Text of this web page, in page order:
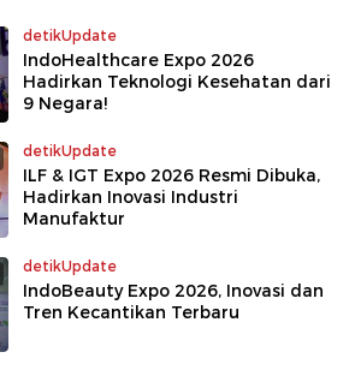
detikUpdate
IndoHealthcare Expo 2026
Hadirkan Teknologi Kesehatan dari
9 Negara!
detikUpdate
ILF & IGT Expo 2026 Resmi Dibuka,
Hadirkan Inovasi Industri
Manufaktur
detikUpdate
IndoBeauty Expo 2026, Inovasi dan
Tren Kecantikan Terbaru